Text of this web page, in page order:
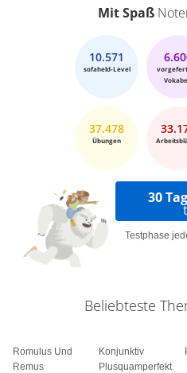
Mit Spaß
10.571
sofaheld-Level
37.478
Übungen
30
Testphase
Beliebteste
Romulus Und
Remus
Konjunktiv
Plusquamperfekt